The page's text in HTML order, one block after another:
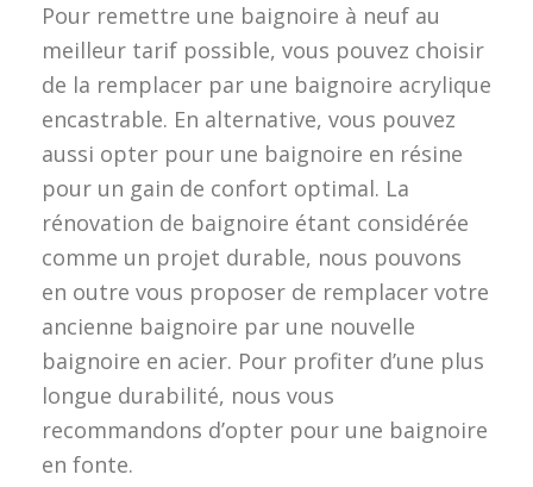
Pour remettre une baignoire à neuf au
meilleur tarif possible, vous pouvez choisir
de la remplacer par une baignoire acrylique
encastrable. En alternative, vous pouvez
aussi opter pour une baignoire en résine
pour un gain de confort optimal. La
rénovation de baignoire étant considérée
comme un projet durable, nous pouvons
en outre vous proposer de remplacer votre
ancienne baignoire par une nouvelle
baignoire en acier. Pour profiter d’une plus
longue durabilité, nous vous
recommandons d’opter pour une baignoire
en fonte.